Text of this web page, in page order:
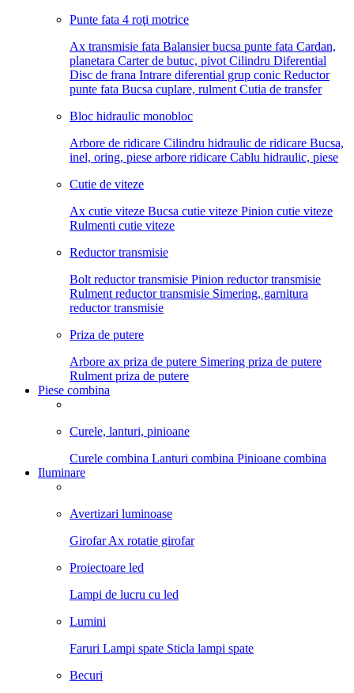
Punte fata 4 roţi motrice
Ax transmisie fata Balansier bucsa punte fata Cardan,
planetara Carter de butuc, pivot Cilindru Diferential
Disc de frana Intrare diferential grup conic Reductor
punte fata Bucsa cuplare, rulment Cutia de transfer
Bloc hidraulic monobloc
Arbore de ridicare Cilindru hidraulic de ridicare Bucsa,
inel, oring, piese arbore ridicare Cablu hidraulic, piese
Cutie de viteze
Ax cutie viteze Bucsa cutie viteze Pinion cutie viteze
Rulmenti cutie viteze
Reductor transmisie
Bolt reductor transmisie Pinion reductor transmisie
Rulment reductor transmisie Simering, garnitura
reductor transmisie
Priza de putere
Arbore ax priza de putere Simering priza de putere
Rulment priza de putere
Piese combina
Curele, lanturi, pinioane
Curele combina Lanturi combina Pinioane combina
Iluminare
Avertizari luminoase
Girofar Ax rotatie girofar
Proiectoare led
Lampi de lucru cu led
Lumini
Faruri Lampi spate Sticla lampi spate
Becuri